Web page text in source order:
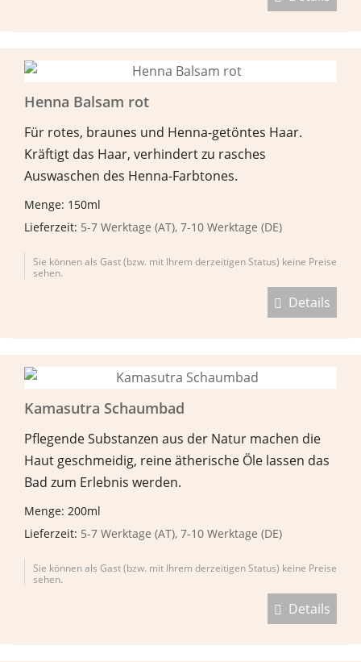
Henna Balsam rot
Für rotes, braunes und Henna-getöntes Haar.
Kräftigt das Haar, verhindert zu rasches
Auswaschen des Henna-Farbtones.
Menge: 150ml
Lieferzeit: 5-7 Werktage (AT), 7-10 Werktage (DE)
Sie können als Gast (bzw. mit Ihrem derzeitigen Status) keine Preise
sehen.
Details
Kamasutra Schaumbad
Pflegende Substanzen aus der Natur machen die
Haut geschmeidig, reine ätherische Öle lassen das
Bad zum Erlebnis werden.
Menge: 200ml
Lieferzeit: 5-7 Werktage (AT), 7-10 Werktage (DE)
Sie können als Gast (bzw. mit Ihrem derzeitigen Status) keine Preise
sehen.
Details